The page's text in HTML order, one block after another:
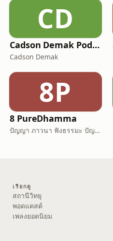
CD
Cadson Demak Podcast
Cadson Demak
8P
8 PureDhamma
ปัญญา ภาวนา ฟังธรรมะ ปัญญาภาวนา Panya Bhavana
เรียกดู
สถานีวิทยุ
พอดแคสต์
เพลงยอดนิยม